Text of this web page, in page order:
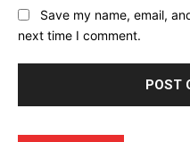
Save my name, email,
next time I comment.